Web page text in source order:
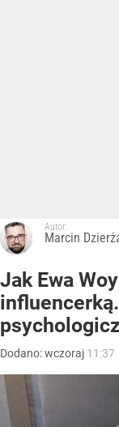
Autor:
Marcin
Jak Ewa
Dodano:wczoraj 11:37